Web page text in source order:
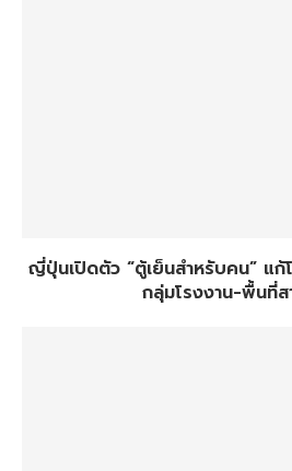
ญี่ปุ่นเปิดตัว “ตู้เย็นสำหรับคน” แก้
กลุ่มโรงงาน-พื้นที่ส